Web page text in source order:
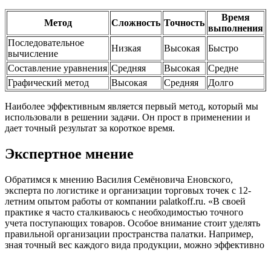
Метод Сложность Точность
Время
выполнения
Последовательное
вычисление
Низкая Высокая
Быстро
Составление уравнения Средняя Высокая
Средне
Графический метод
Высокая Средняя Долго
Наиболее эффективным является первый метод, который мы
использовали в решении задачи. Он прост в применении и
дает точный результат за короткое время.
Экспертное мнение
Обратимся к мнению Василия Семёновича Еновского,
эксперта по логистике и организации торговых точек с 12-
летним опытом работы от компании palatkoff.ru. «В своей
практике я часто сталкиваюсь с необходимостью точного
учета поступающих товаров. Особое внимание стоит уделять
правильной организации пространства палатки. Например,
зная точный вес каждого вида продукции, можно эффективно